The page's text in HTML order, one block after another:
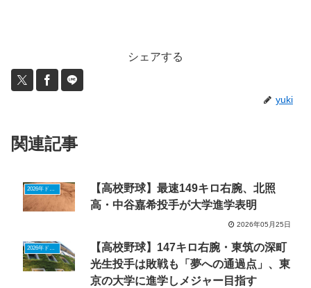
シェアする
yuki
関連記事
【高校野球】最速149キロ右腕、北照
高・中谷嘉希投手が大学進学表明
2026年05月25日
2026年ドラフトニュース
【高校野球】147キロ右腕・東筑の深町
光生投手は敗戦も「夢への通過点」、東
京の大学に進学しメジャー目指す